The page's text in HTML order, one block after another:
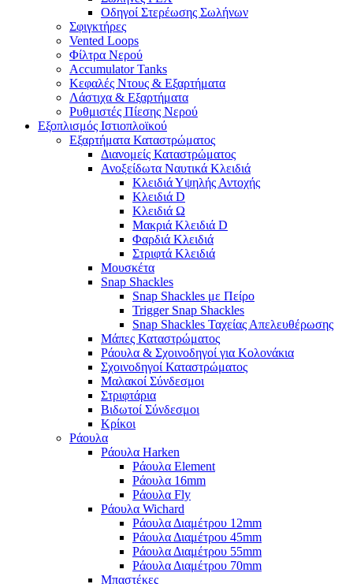
Οδηγοί Στερέωσης Σωλήνων
Σφιγκτήρες
Vented Loops
Φίλτρα Νερού
Accumulator Tanks
Κεφαλές Ντους & Εξαρτήματα
Λάστιχα & Εξαρτήματα
Ρυθμιστές Πίεσης Νερού
Εξοπλισμός Ιστιοπλοϊκού
Εξαρτήματα Καταστρώματος
Διανομείς Καταστρώματος
Ανοξείδωτα Ναυτικά Κλειδιά
Κλειδιά Υψηλής Αντοχής
Κλειδιά D
Κλειδιά Ω
Μακριά Κλειδιά D
Φαρδιά Κλειδιά
Στριφτά Κλειδιά
Μουσκέτα
Snap Shackles
Snap Shackles με Πείρο
Trigger Snap Shackles
Snap Shackles Ταχείας Απελευθέρωσης
Μάπες Καταστρώματος
Ράουλα & Σχοινοδηγοί για Κολονάκια
Σχοινοδηγοί Καταστρώματος
Μαλακοί Σύνδεσμοι
Στριφτάρια
Βιδωτοί Σύνδεσμοι
Κρίκοι
Ράουλα
Ράουλα Harken
Ράουλα Element
Ράουλα 16mm
Ράουλα Fly
Ράουλα Wichard
Ράουλα Διαμέτρου 12mm
Ράουλα Διαμέτρου 45mm
Ράουλα Διαμέτρου 55mm
Ράουλα Διαμέτρου 70mm
Μπαστέκες